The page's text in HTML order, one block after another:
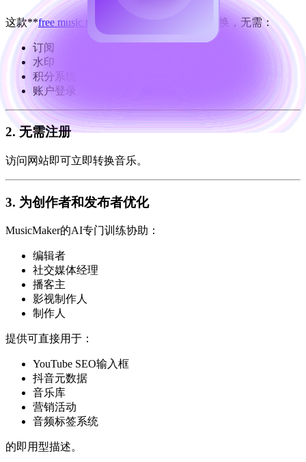
这款**free music to text tool **赋予你无限次转换，无需：
订阅
水印
积分系统
账户登录
2. 无需注册
访问网站即可立即转换音乐。
3. 为创作者和发布者优化
MusicMaker的AI专门训练协助：
编辑者
社交媒体经理
播客主
影视制作人
制作人
提供可直接用于：
YouTube SEO输入框
抖音元数据
音乐库
营销活动
音频标签系统
的即用型描述。